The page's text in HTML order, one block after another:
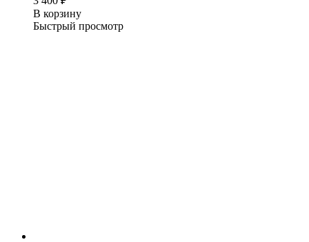
В корзину
Быстрый просмотр